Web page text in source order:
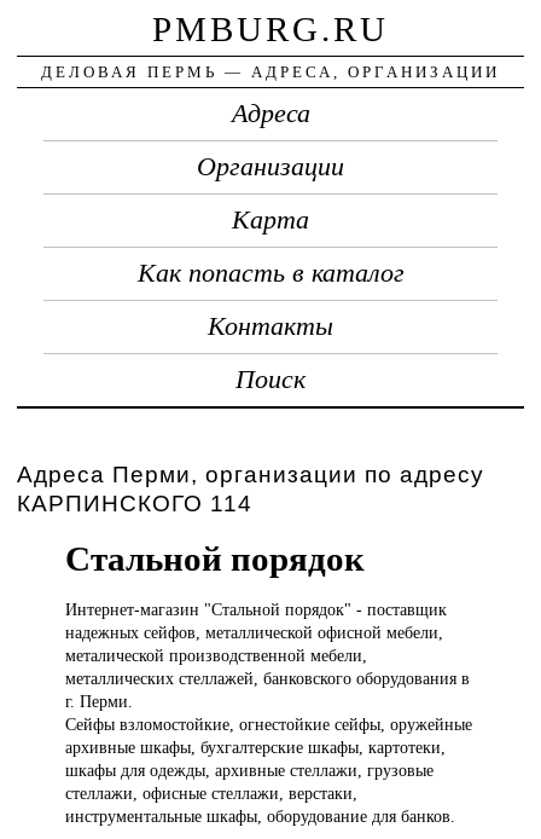
PMBURG.RU
ДЕЛОВАЯ ПЕРМЬ — АДРЕСА, ОРГАНИЗАЦИИ
Адреса
Организации
Карта
Как попасть в каталог
Контакты
Поиск
Адреса Перми, организации по адресу
КАРПИНСКОГО 114
Стальной порядок
Интернет-магазин "Стальнойпорядок" - поставщик
надежных сейфов, металлической офисной мебели,
металической производственной мебели,
металлических стеллажей, банковского оборудования в
г. Перми.
Сейфы взломостойкие, огнестойкие сейфы, оружейные
архивные шкафы, бухгалтерские шкафы, картотеки,
шкафы для одежды, архивные стеллажи, грузовые
стеллажи, офисные стеллажи, верстаки,
инструментальные шкафы, оборудование для банков.